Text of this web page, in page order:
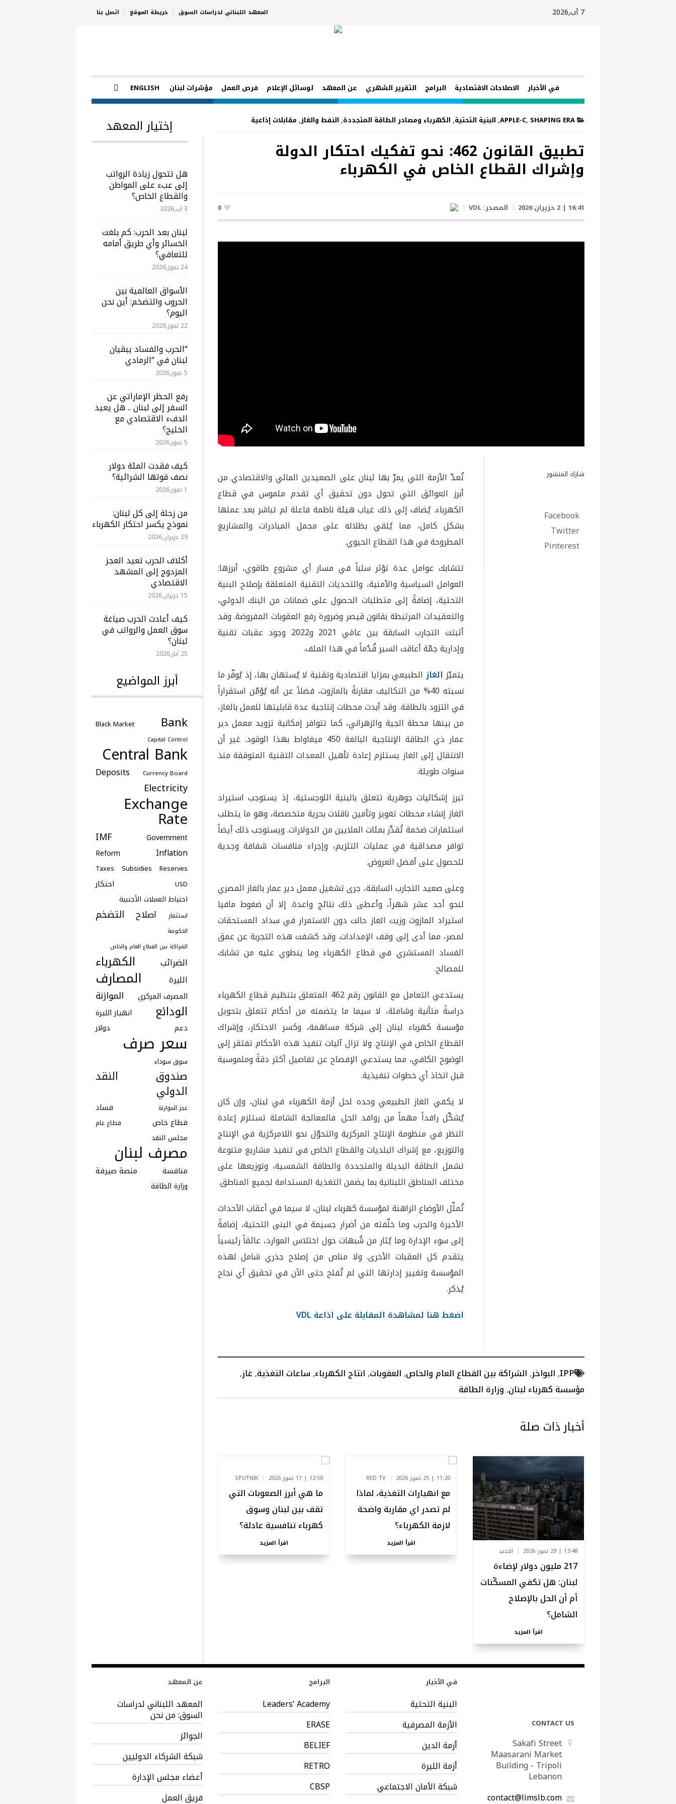
المعهد اللبناني لدراسات السوق خريطة الموقع اتصل بنا 7 آب,2026
في الأخبار الاصلاحات الاقتصادية البرامج التقرير الشهري عن المعهد لوسائل الإعلام فرص العمل مؤشرات لبنان ENGLISH
APPLE-C, SHAPING ERA
, البنية التحتية, الكهرباء ومصادر الطاقة المتجددة, النفط والغاز, مقابلات إذاعية
تطبيق القانون 462: نحو تفكيك احتكار الدولة
وإشراك القطاع الخاص في الكهرباء
16:41 | 2 حزيران 2026 المصدر: VDL
0
شارك المنشور
Facebook
Twitter
Pinterest
تُعدّ الأزمة التي يمرّ بها لبنان على الصعيدين المالي والاقتصادي من
أبرز العوائق التي تحول دون تحقيق أي تقدم ملموس في قطاع
الكهرباء. يُضاف إلى ذلك غياب هيئة ناظمة فاعلة لم تباشر بعد عملها
بشكل كامل، مما يُلقي بظلاله على مجمل المبادرات والمشاريع
المطروحة في هذا القطاع الحيوي.
تتشابك عوامل عدة تؤثر سلباً في مسار أي مشروع طاقوي، أبرزها:
العوامل السياسية والأمنية، والتحديات التقنية المتعلقة بإصلاح البنية
التحتية، إضافةً إلى متطلبات الحصول على ضمانات من البنك الدولي،
والتعقيدات المرتبطة بقانون قيصر وضرورة رفع العقوبات المفروضة. وقد
أثبتت التجارب السابقة بين عامَي 2021 و2022 وجود عقبات تقنية
وإدارية جمّة أعاقت السير قُدُماً في هذا الملف.
يتميّز الغازالطبيعي بمزايا اقتصادية وتقنية لا يُستهان بها، إذ يُوفّر ما
نسبته 40% من التكاليف مقارنةً بالمازوت، فضلاً عن أنه يُؤمّن استقراراً
في التزود بالطاقة. وقد أبدت محطات إنتاجية عدة قابليتها للعمل بالغاز،
من بينها محطة الجية والزهراني، كما تتوافر إمكانية تزويد معمل دير
عمار ذي الطاقة الإنتاجية البالغة 450 ميغاواط بهذا الوقود. غير أن
الانتقال إلى الغاز يستلزم إعادة تأهيل المعدات التقنية المتوقفة منذ
سنوات طويلة.
تبرز إشكاليات جوهرية تتعلق بالبنية اللوجستية، إذ يستوجب استيراد
الغاز إنشاء محطات تغويز وتأمين ناقلات بحرية متخصصة، وهو ما يتطلب
استثمارات ضخمة تُقدَّر بمئات الملايين من الدولارات. ويستوجب ذلك أيضاً
توافر مصداقية في عمليات التلزيم، وإجراء منافسات شفافة وجدية
للحصول على أفضل العروض.
وعلى صعيد التجارب السابقة، جرى تشغيل معمل دير عمار بالغاز المصري
لنحو أحد عشر شهراً، وأعطى ذلك نتائج واعدة. إلا أن ضغوط مافيا
استيراد المازوت وزيت الغاز حالت دون الاستمرار في سداد المستحقات
لمصر، مما أدى إلى وقف الإمدادات. وقد كشفت هذه التجربة عن عمق
الفساد المستشري في قطاع الكهرباء وما ينطوي عليه من تشابك
للمصالح.
يستدعي التعامل مع القانون رقم 462 المتعلق بتنظيم قطاع الكهرباء
دراسةً متأنية وشاملة، لا سيما ما يتضمنه من أحكام تتعلق بتحويل
مؤسسة كهرباء لبنان إلى شركة مساهمة، وكسر الاحتكار، وإشراك
القطاع الخاص في الإنتاج. ولا تزال آليات تنفيذ هذه الأحكام تفتقر إلى
الوضوح الكافي، مما يستدعي الإفصاح عن تفاصيل أكثر دقةً وملموسية
قبل اتخاذ أي خطوات تنفيذية.
لا يكفي الغاز الطبيعي وحده لحل أزمة الكهرباء في لبنان، وإن كان
يُشكّل رافداً مهماً من روافد الحل. فالمعالجة الشاملة تستلزم إعادة
النظر في منظومة الإنتاج المركزية والتحوّل نحو اللامركزية في الإنتاج
والتوزيع، مع إشراك البلديات والقطاع الخاص في تنفيذ مشاريع متنوعة
تشمل الطاقة البديلة والمتجددة والطاقة الشمسية، وتوزيعها على
مختلف المناطق اللبنانية بما يضمن التغذية المستدامة لجميع المناطق.
تُمثّل الأوضاع الراهنة لمؤسسة كهرباء لبنان، لا سيما في أعقاب الأحداث
الأخيرة والحرب وما خلّفته من أضرار جسيمة في البنى التحتية، إضافةً
إلى سوء الإدارة وما يُثار من شُبهات حول اختلاس الموارد، عائقاً رئيسياً
يتقدم كل العقبات الأخرى. ولا مناص من إصلاح جذري شامل لهذه
المؤسسة وتغيير إدارتها التي لم تُفلح حتى الآن في تحقيق أي نجاح
يُذكر.
اضغط هنا لمشاهدة المقابلة على اذاعة VDL
IPP
,البواخر,الشراكة بين القطاع العام والخاص,العقوبات,انتاج الكهرباء,ساعات التغذية,غاز,
مؤسسة كهرباء لبنان,وزارة الطاقة
أخبار ذات صلة
13:48 | 29 تموز 2026 الجديد
217 مليون دولار لإضاءة
لبنان: هل تكفي المسكّنات
أم أن الحل بالإصلاح
الشامل؟
اقرأ المزيد
11:20 | 25 تموز 2026 RED TV
مع انهيارات التغذية، لماذا
لم تصدر اي مقاربة واضحة
لازمة الكهرباء؟
اقرأ المزيد
12:50 | 17 تموز 2026 SPUTNIK
ما هي أبرز الصعوبات التي
تقف بين لبنان وسوق
كهرباء تنافسية عادلة؟
اقرأ المزيد
إختيار المعهد
هل تتحول زيادة الرواتب
إلى عبء على المواطن
والقطاع الخاص؟
3 آب,2026
لبنان بعد الحرب: كم بلغت
الخسائر وأي طريق أمامه
للتعافي؟
24 تموز,2026
الأسواق العالمية بين
الحروب والتضخم: أين نحن
اليوم؟
22 تموز,2026
“الحرب والفساد يبقيان
لبنان في “الرمادي
5 تموز,2026
رفع الحظر الإماراتي عن
السفر إلى لبنان .. هل يعيد
الدفء الاقتصادي مع
الخليج؟
5 تموز,2026
كيف فقدت المئة دولار
نصف قوتها الشرائية؟
1 تموز,2026
من زحلة إلى كل لبنان:
نموذج يكسر احتكار الكهرباء
29 حزيران,2026
أكلاف الحرب تعيد العجز
المزدوج إلى المشهد
الاقتصادي
15 حزيران,2026
كيف أعادت الحرب صياغة
سوق العمل والرواتب في
لبنان؟
25 أيار,2026
أبرز المواضيع
Bank
Black Market
Capital Control
Central Bank
Currency Board
Deposits
Electricity
Exchange
Rate
Government
IMF
Inflation
Reform
Reserves
Subsidies
Taxes
USD احتكار
احتياط العملات الأجنبية
استثمار اصلاح التضخم
الحكومة
الشراكة بين القطاع العام والخاص
الضرائب الكهرباء
الليرة المصارف
المصرف المركزي الموازنة
الودائع
انهيار الليرة
دعم
دولار
سعر صرف
سوق سوداء
صندوق النقد
الدولي
عجز الموازنة
فساد
قطاع خاص
قطاع عام
مجلس النقد
مصرف لبنان
منافسة منصة صيرفة
وزارة الطاقة
CONTACT US
Sakafi Street
Maasarani Market
Building - Tripoli
Lebanon
contact@limslb.com
في الأخبار
البنية التحتية
الأزمة المصرفية
أزمة الدين
أزمة الليرة
شبكة الأمان الاجتماعي
البرامج
Leaders’ Academy
ERASE
BELIEF
RETRO
CBSP
عن المعهد
المعهد اللبناني لدراسات
السوق: من نحن
الجوائز
شبكة الشركاء الدوليين
أعضاء مجلس الإدارة
فريق العمل